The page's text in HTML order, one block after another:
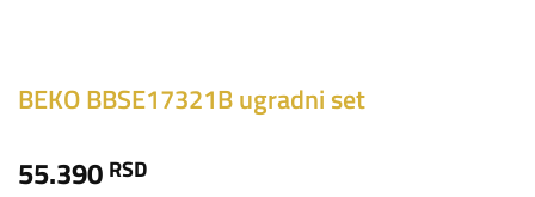
BEKO BBSE17321B ugradni set
55.390 RSD